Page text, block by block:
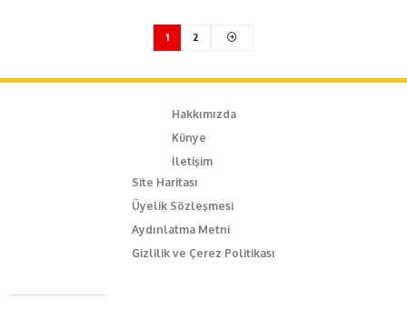
1 2
Hakkımızda
Künye
İletişim
Site Haritası
Üyelik Sözleşmesi
Aydınlatma Metni
Gizlilik ve Çerez Politikası
Caferağa Mah. Dr. Şakir Paşa Sok. No3/A Kadıköy İstanbul